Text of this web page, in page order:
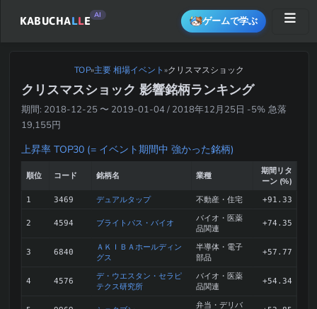
KABUCHALLE AI
ゲームで学ぶ
TOP»主要 相場イベント»クリスマスショック
クリスマスショック 影響銘柄ランキング
期間: 2018-12-25 〜 2019-01-04 / 2018年12月25日 -5% 急落
19,155円
上昇率 TOP30 (= イベント期間中 強かった銘柄)
順位 コード 銘柄名 業種 期間リタ
ーン (%)
1 3469 デュアルタップ 不動産・住宅 +91.33
2 4594 ブライトパス・バイオ バイオ・医薬
品関連
+74.35
3 6840 ＡＫＩＢＡホールディン
グス
半導体・電子
部品
+57.77
4 4576 デ・ウエスタン・セラピ
テクス研究所
バイオ・医薬
品関連
+54.34
弁当・デリバ